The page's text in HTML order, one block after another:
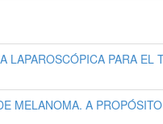
LAPAROSCÓPICA PARA EL
MELANOMA. A